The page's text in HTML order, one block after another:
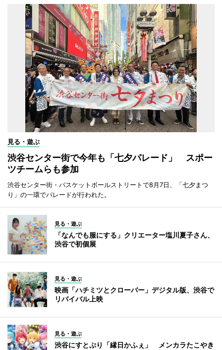
見る・遊ぶ
渋谷センター街で今年も「七夕パレード」 スポー
ツチームらも参加
渋谷センター街・バスケットボールストリートで8月7日、「七夕まつ
り」の一環でパレードが行われた。
見る・遊ぶ
「なんでも服にする」クリエーター塩川夏子さん、
渋谷で初個展
見る・遊ぶ
映画「ハチミツとクローバー」デジタル版、渋谷で
リバイバル上映
見る・遊ぶ
渋谷にすとぷり「縁日かふぇ」 メンカラたこやき